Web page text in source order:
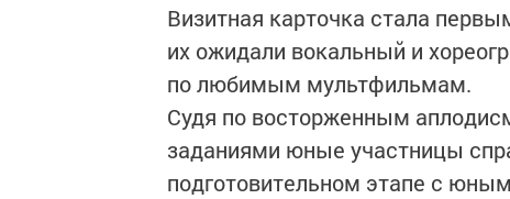
Визитная карточка стала
их ожидали вокальный и
по любимым мультфильмам.
Судя по восторженным
заданиями юные участницы
подготовительном этапе с